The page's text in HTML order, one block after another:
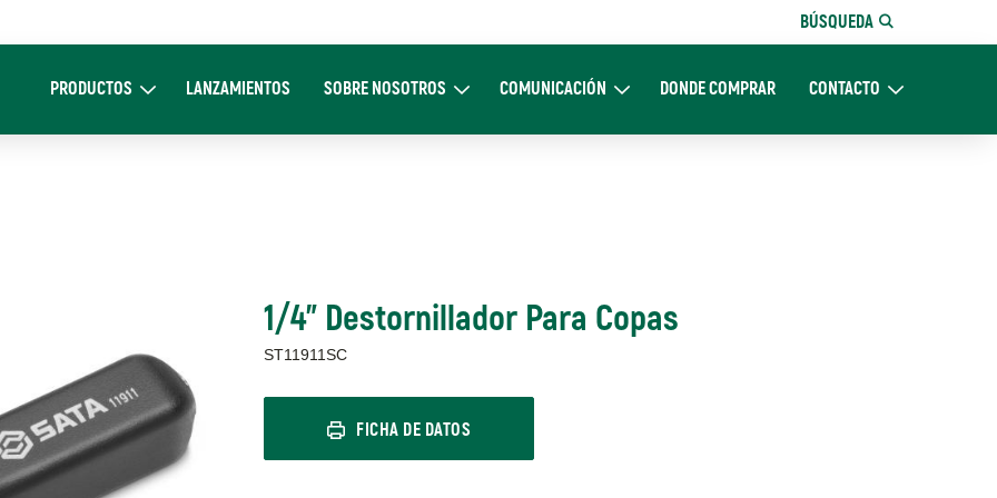
BÚSQUEDA
navigation
PRODUCTOSExpand ProductosLANZAMIENTOS SOBRE NOSOTROSExpand Sobre NosotrosCOMUNICACIÓNExpand ComunicaciónDONDE COMPRAR CONTACTOExpand CONTACTO
1/4" Destornillador Para Copas
ST11911SC
FICHA DE DATOS